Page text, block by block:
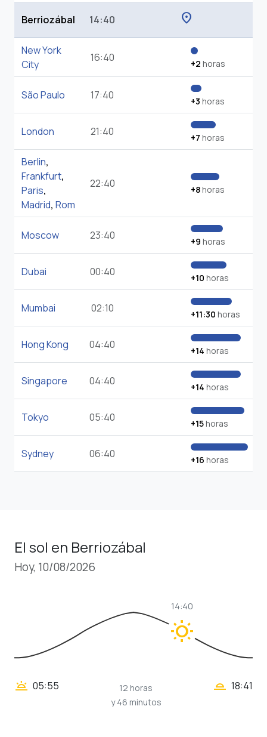
Berriozábal 14:40 location_on
New York
City
16:40 +2 horas
São Paulo 17:40 +3 horas
London 21:40 +7 horas
Berlin,
Frankfurt,
Paris,
Madrid, Rom
22:40 +8horas
Moscow 23:40 +9 horas
Dubai 00:40 +10 horas
Mumbai 02:10 +11:30 horas
Hong Kong 04:40 +14 horas
Singapore 04:40 +14 horas
Tokyo 05:40 +15horas
Sydney 06:40 +16 horas
El sol en Berriozábal
Hoy, 10/08/2026
wb_sunny
14:40
wb_twilight 05:55
12 horas
y 46 minutos
wb_twilight_2 18:41